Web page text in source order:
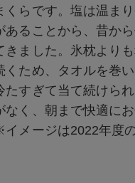
くらです。塩は温ま
あることから、昔か
きました。氷枕より
くため、タオルを巻
たすぎて当て続けら
なく、朝まで快適に
メージは2022年度